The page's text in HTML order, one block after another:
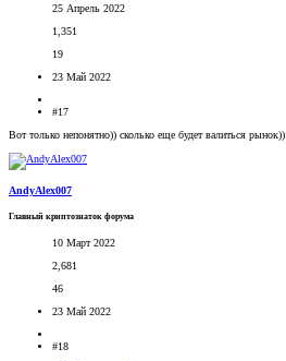
25 Апрель 2022
1,351
19
23 Май 2022
#17
Вот только непонятно)) сколько еще будет валиться рынок))
AndyAlex007
Главный криптознаток форума
10 Март 2022
2,681
46
23 Май 2022
#18